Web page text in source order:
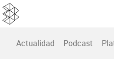
Actualidad Podcast